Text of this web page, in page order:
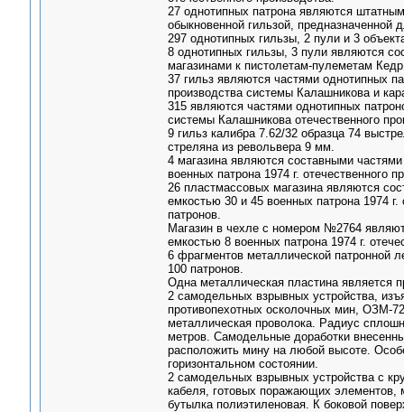
27 однотипных патрона являются
обыкновенной гильзой, предназначенной
297 однотипных гильзы, 2 пули и 3
8 однотипных гильзы, 3 пули являются
магазинами к пистолетам-пулеметам
37 гильз являются частями однотипных
производства системы Калашникова и
315 являются частями однотипных
системы Калашникова отечественного
9 гильз калибра 7.62/32 образца 74
стреляна из револьвера 9 мм.
4 магазина являются составными
военных патрона 1974 г.
26 пластмассовых магазина являются
емкостью 30 и 45 военных патрона 1974
патронов.
Магазин в чехле с номером №2764
емкостью 8 военных патрона 1974 г.
6 фрагментов металлической патронной
100 патронов.
Одна металлическая пластина является
2 самодельных взрывных устройства,
противопехотных осколочных мин, ОЗМ-
металлическая проволока. Радиус
метров. Самодельные доработки
расположить мину на любой высоте.
горизонтальном состоянии.
2 самодельных взрывных устройства с
кабеля, готовых поражающих элементов,
бутылка полиэтиленовая. К боковой